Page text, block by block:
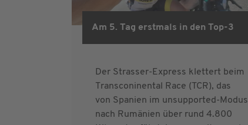
Am 5. Tag erstmals in den Top-3
Der Strasser-Express klettert beim
Transconinental Race (TCR), das
von Spanien im unsupported-Modus
nach Rumänien über rund 4.800